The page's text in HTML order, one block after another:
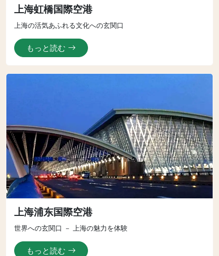
上海虹橋国際空港
上海の活気あふれる文化への玄関口
もっと読む
上海浦东国際空港
世界への玄関口 － 上海の魅力を体験
もっと読む